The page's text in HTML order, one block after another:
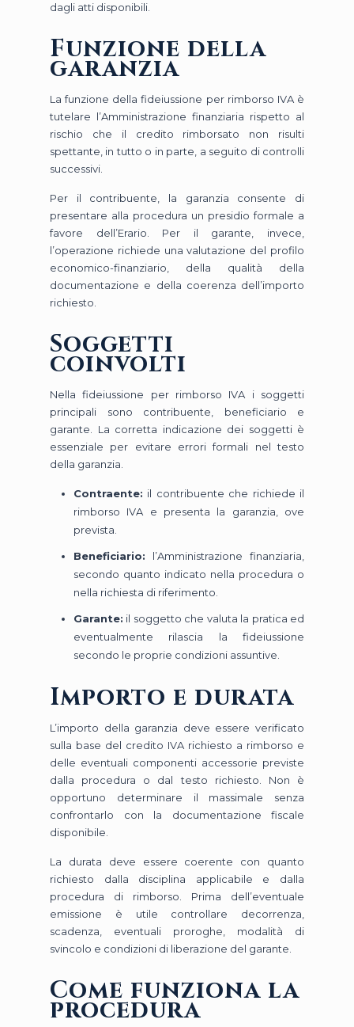
dagli atti disponibili.
Funzione della
garanzia
La funzione della fideiussione per rimborso IVA è
tutelare l’Amministrazione finanziaria rispetto al
rischio che il credito rimborsato non risulti
spettante, in tutto o in parte, a seguito di controlli
successivi.
Per il contribuente, la garanzia consente di
presentare alla procedura un presidio formale a
favore dell’Erario. Per il garante, invece,
l’operazione richiede una valutazione del profilo
economico-finanziario, della qualità della
documentazione e della coerenza dell’importo
richiesto.
Soggetti
coinvolti
Nella fideiussione per rimborso IVA i soggetti
principali sono contribuente, beneficiario e
garante. La corretta indicazione dei soggetti è
essenziale per evitare errori formali nel testo
della garanzia.
Contraente: il contribuente che richiede il
rimborso IVA e presenta la garanzia, ove
prevista.
Beneficiario: l’Amministrazione finanziaria,
secondo quanto indicato nella procedura o
nella richiesta di riferimento.
Garante: il soggetto che valuta la pratica ed
eventualmente rilascia la fideiussione
secondo le proprie condizioni assuntive.
Importo e durata
L’importo della garanzia deve essere verificato
sulla base del credito IVA richiesto a rimborso e
delle eventuali componenti accessorie previste
dalla procedura o dal testo richiesto. Non è
opportuno determinare il massimale senza
confrontarlo con la documentazione fiscale
disponibile.
La durata deve essere coerente con quanto
richiesto dalla disciplina applicabile e dalla
procedura di rimborso. Prima dell’eventuale
emissione è utile controllare decorrenza,
scadenza, eventuali proroghe, modalità di
svincolo e condizioni di liberazione del garante.
Come funziona la
procedura